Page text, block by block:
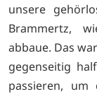
unsere
Brammertz,
abbaue. Das
gegenseitig
passieren,